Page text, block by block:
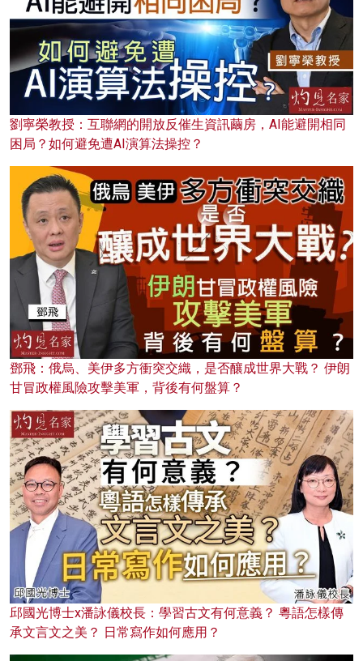
劉寧榮教授：互聯網的開放反催生資訊繭房，AI能避開相同
困局？如何避免遭AI演算法操控？
鄧飛：俄烏、美伊多方衝突交織，是否釀成世界大戰？ 伊朗
甘冒政權風險攻擊美軍，背後有何盤算？
邱國光博士x潘詠儀校長：學習古文有何意義？ 粵語怎樣傳
承文言文之美？ 日常寫作如何應用？